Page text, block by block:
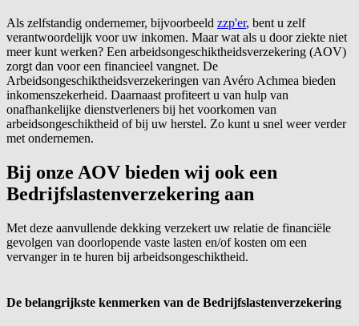
Als zelfstandig ondernemer, bijvoorbeeld zzp'er, bent u zelf
verantwoordelijk voor uw inkomen. Maar wat als u door ziekte niet
meer kunt werken? Een arbeidsongeschiktheidsverzekering (AOV)
zorgt dan voor een financieel vangnet. De
Arbeidsongeschiktheidsverzekeringen van Avéro Achmea bieden
inkomenszekerheid. Daarnaast profiteert u van hulp van
onafhankelijke dienstverleners bij het voorkomen van
arbeidsongeschiktheid of bij uw herstel. Zo kunt u snel weer verder
met ondernemen.
Bij onze AOV bieden wij ook een
Bedrijfslastenverzekering aan
Met deze aanvullende dekking verzekert uw relatie de financiële
gevolgen van doorlopende vaste lasten en/of kosten om een
vervanger in te huren bij arbeidsongeschiktheid.
De belangrijkste kenmerken van de Bedrijfslastenverzekering